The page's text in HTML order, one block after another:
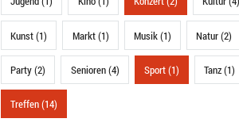
Kunst (1) Markt (1) Musik (1) Natur (2)
Party (2) Senioren (4) Sport (1) Tanz (1)
Treffen (14)